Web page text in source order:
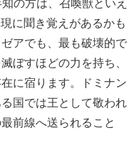
に聞き覚えがあるかも
アでも、最も破壊的で
ぼすほどの力を持ち、
に宿ります。ドミナン
国では王として敬われ
前線へ送られること